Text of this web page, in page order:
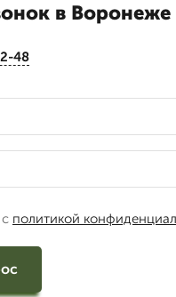
в Воронеже
48
политикой